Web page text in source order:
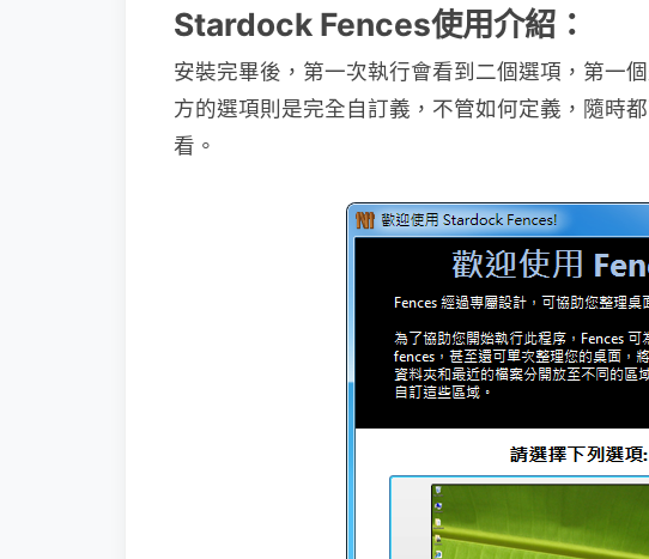
Stardock Fences使用介紹：
安裝完畢後，第一次執行會看到二個選項，第一
方的選項則是完全自訂義，不管如何定義，隨時
看。